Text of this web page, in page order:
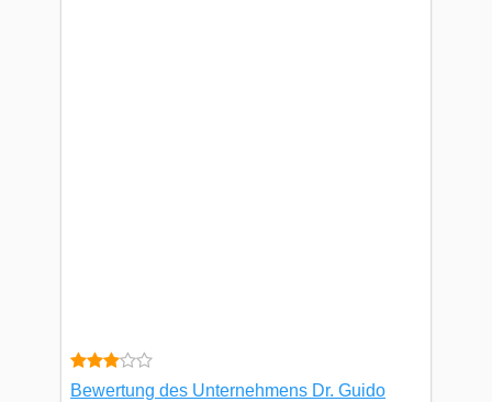
Bewertung des Unternehmens Dr. Guido